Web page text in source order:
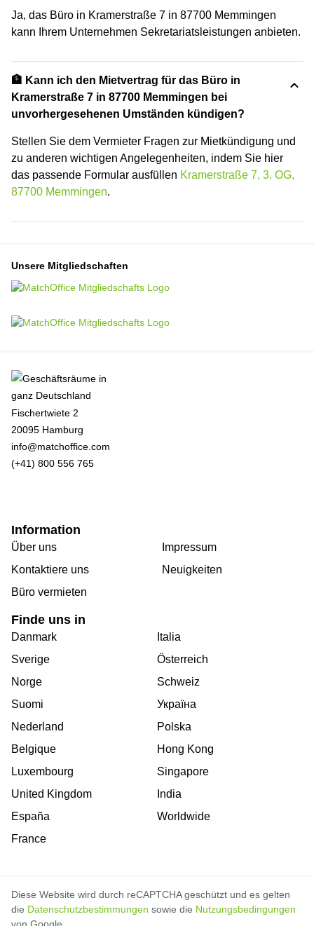
Ja, das Büro in Kramerstraße 7 in 87700 Memmingen
kann Ihrem Unternehmen Sekretariatsleistungen anbieten.
🏦 Kann ich den Mietvertrag für das Büro in
Kramerstraße 7 in 87700 Memmingen bei
unvorhergesehenen Umständen kündigen?
Stellen Sie dem Vermieter Fragen zur Mietkündigung und
zu anderen wichtigen Angelegenheiten, indem Sie hier
das passende Formular ausfüllen Kramerstraße 7, 3. OG,
87700 Memmingen.
Unsere Mitgliedschaften
Fischertwiete 2
20095 Hamburg
info@matchoffice.com
(+41) 800 556 765
Information
Über uns
Kontaktiere uns
Büro vermieten
Impressum
Neuigkeiten
Finde uns in
Danmark
Sverige
Norge
Suomi
Nederland
Belgique
Luxembourg
United Kingdom
España
France
Italia
Österreich
Schweiz
Україна
Polska
Hong Kong
Singapore
India
Worldwide
Diese Website wird durch reCAPTCHA geschützt und es gelten
die Datenschutzbestimmungen sowie die Nutzungsbedingungen
von Google.